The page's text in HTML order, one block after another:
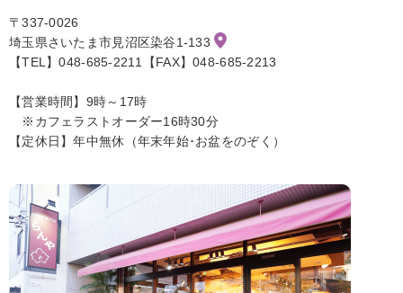
〒337-0026
埼玉県さいたま市見沼区染谷1-133
【TEL】048-685-2211【FAX】048-685-2213
【営業時間】9時～17時
※カフェラストオーダー16時30分
【定休日】年中無休（年末年始･お盆をのぞく）